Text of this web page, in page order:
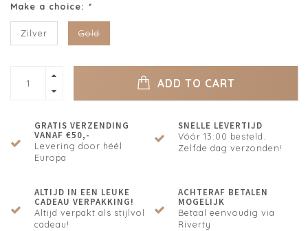
Make a choice: *
Zilver Gold
ADD TO CART
GRATIS VERZENDING
VANAF €50,-
Levering door héél
Europa
SNELLE LEVERTIJD
Vóór 13:00 besteld.
Zelfde dag verzonden!
ALTIJD IN EEN LEUKE
CADEAU VERPAKKING!
Altijd verpakt als stijlvol
cadeau!
ACHTERAF BETALEN
MOGELIJK
Betaal eenvoudig via
Riverty